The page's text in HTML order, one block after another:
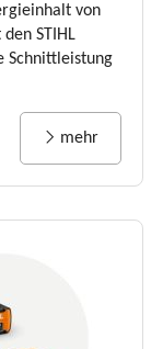
von
STIHL
Schnittleistung
mehr